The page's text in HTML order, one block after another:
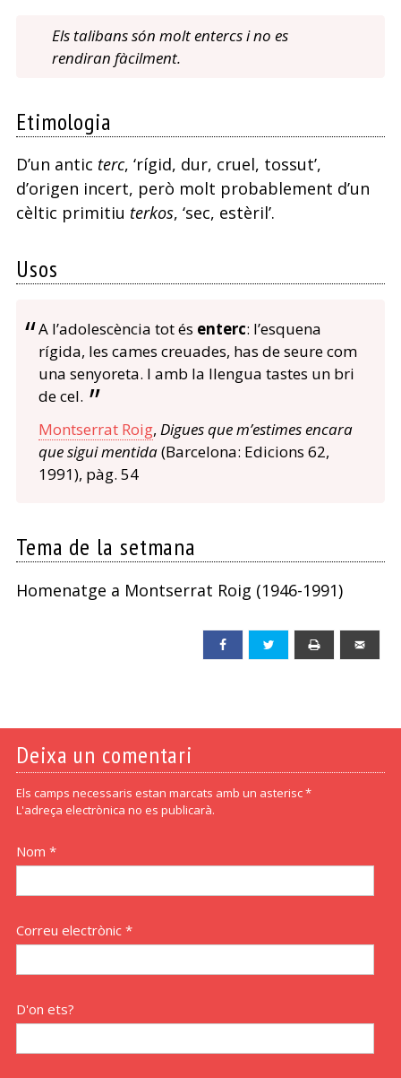
Els talibans són molt entercs i no es
rendiran fàcilment.
Etimologia
D’un antic terc, ‘rígid, dur, cruel, tossut’,
d’origen incert, però molt probablement d’un
cèltic primitiu terkos, ‘sec, estèril’.
Usos
A l’adolescència tot és enterc: l’esquena
rígida, les cames creuades, has de seure com
una senyoreta. I amb la llengua tastes un bri
de cel.
Montserrat Roig, Digues que m’estimes encara
que sigui mentida(Barcelona: Edicions 62,
1991), pàg. 54
Tema de la setmana
Homenatge a Montserrat Roig (1946-1991)
Facebook Twitter
Deixa un comentari
Els camps necessaris estan marcats amb un asterisc *
L'adreça electrònica no es publicarà.
Nom *
Correu electrònic *
D'on ets?